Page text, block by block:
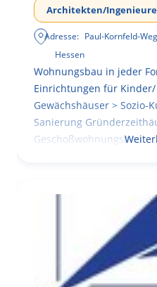
Architekten/Ingenieure
Adresse: Paul-Kornfeld-
Hessen
Wohnungsbau in jeder
Einrichtungen für
Gewächshäuser >
Sanierung
Geschoßwohnungsbau